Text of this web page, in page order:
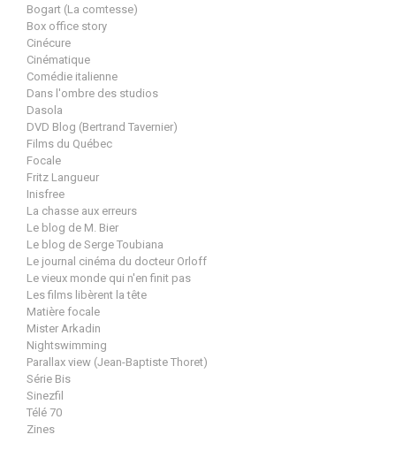
Bogart (La comtesse)
Box office story
Cinécure
Cinématique
Comédie italienne
Dans l'ombre des studios
Dasola
DVD Blog (Bertrand Tavernier)
Films du Québec
Focale
Fritz Langueur
Inisfree
La chasse aux erreurs
Le blog de M. Bier
Le blog de Serge Toubiana
Le journal cinéma du docteur Orloff
Le vieux monde qui n'en finit pas
Les films libèrent la tête
Matière focale
Mister Arkadin
Nightswimming
Parallax view (Jean-Baptiste Thoret)
Série Bis
Sinezfil
Télé 70
Zines